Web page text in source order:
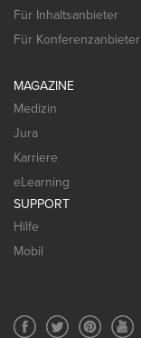
Für Inhaltsanbieter
Für Konferenzanbieter
MAGAZINE
Medizin
Jura
Karriere
eLearning
SUPPORT
Hilfe
Mobil